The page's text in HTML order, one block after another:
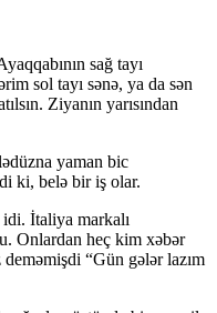
sağ tayı
sol tayı sənə, ya da sən
Ziyanın yarısından
yaman bic
ki, belə bir iş olar.
İtaliya markalı
Onlardan heç kim xəbər
“Gün gələr lazım